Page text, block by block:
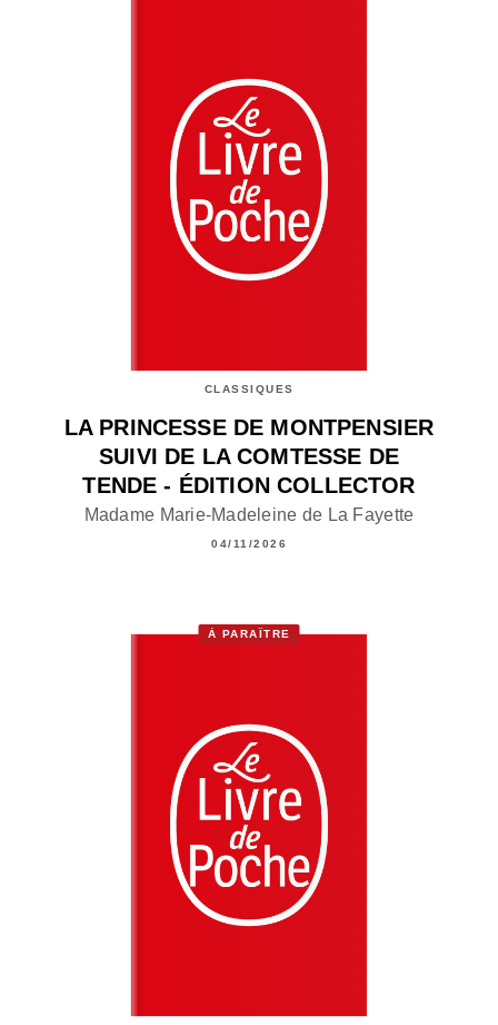
CLASSIQUES
LA PRINCESSE DE MONTPENSIER
SUIVI DE LA COMTESSE DE
TENDE - ÉDITION COLLECTOR
Madame Marie-Madeleine de La Fayette
04/11/2026
À PARAÎTRE